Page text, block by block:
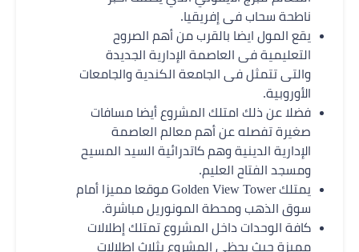
ناطحة سحاب فى إفريقيا.
يقع المول ايضا بالقرب من أهم الصروح
التعليمية فى العاصمة الإدارية الجديدة
والتى تتمثل فى الجامعة الكندية والجامعات
الأوروبية.
فضلا عن ذلك امتلك المشروع أيضا مسافات
صغيرة تفصله عن أهم معالم العاصمة
الإدارية الدينية وهم كاتدرائية السيد المسيح
ومسجد الفتاح العليم.
يمتلك Golden View Tower موقعا مميزا أمام
سوق الذهب ومحطة المونوريل مباشرة.
كافة الوحدات داخل المشروع تمتلك إطلالات
مميزة حيث يحظى المشروع بثلاث إطلالات